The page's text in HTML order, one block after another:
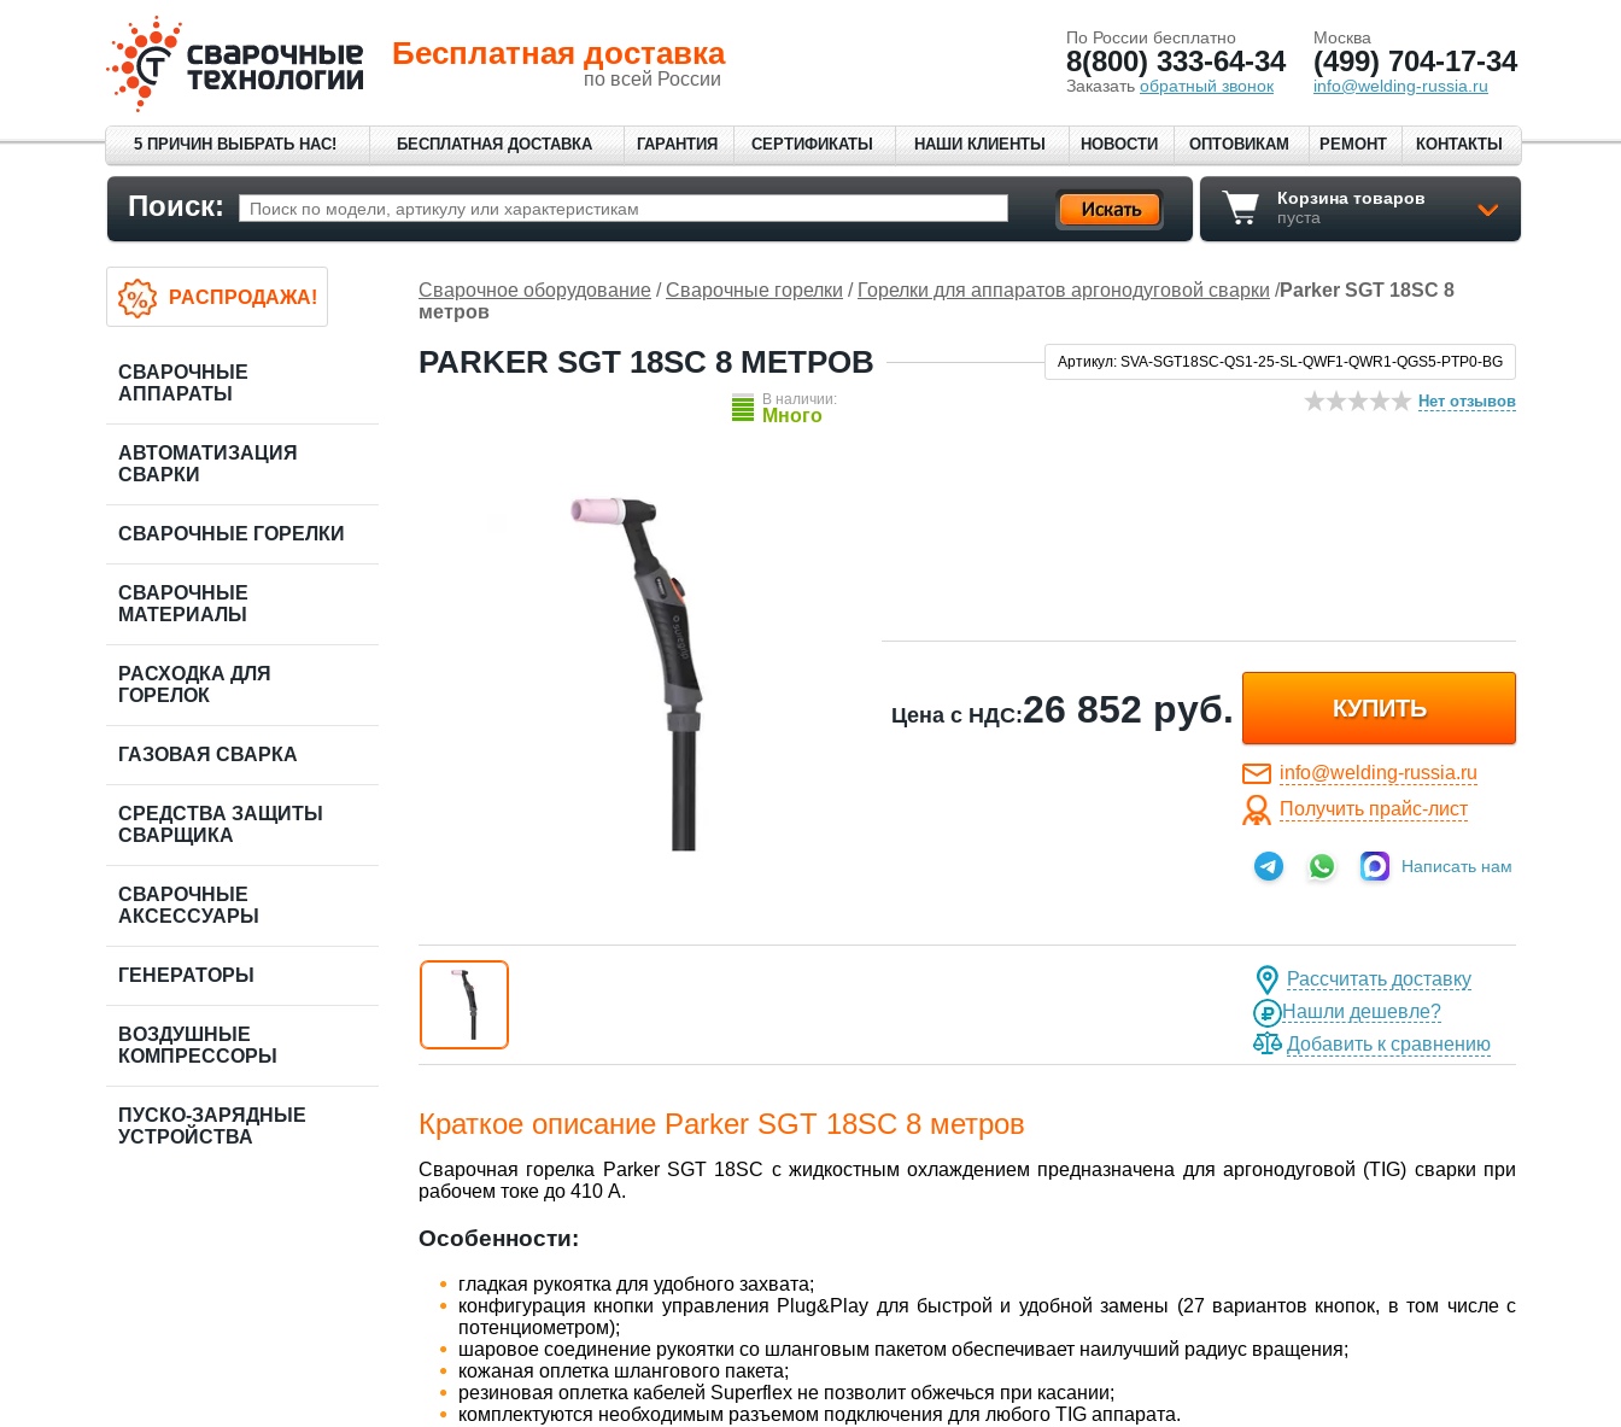
Бесплатная доставка
по всей России
По России бесплатно
8(800) 333-64-34
Заказать обратный звонок
Москва
(499) 704-17-34
info@welding-russia.ru
5 ПРИЧИН ВЫБРАТЬ НАС! БЕСПЛАТНАЯ ДОСТАВКА ГАРАНТИЯ СЕРТИФИКАТЫ НАШИ КЛИЕНТЫ НОВОСТИ ОПТОВИКАМ РЕМОНТ КОНТАКТЫ
Поиск:
Корзина товаров
пуста
Сварочное оборудование / Сварочные горелки / Горелки для аппаратов аргонодуговой сварки /Parker SGT 18SC 8
метров
PARKER SGT 18SC 8 МЕТРОВ
Нет отзывов
Артикул: SVA-SGT18SC-QS1-25-SL-QWF1-QWR1-QGS5-PTP0-BG
В наличии:
Много
Цена с НДС:26 852 руб. КУПИТЬ
info@welding-russia.ru
Получить прайс-лист
Написать нам
Рассчитать доставку
Нашли дешевле?
Добавить к сравнению
Краткое описание Parker SGT 18SC 8 метров
Сварочная горелка Parker SGT 18SC с жидкостным охлаждением предназначена для аргонодуговой (TIG) сварки при
рабочем токе до 410 А.
Особенности:
гладкая рукоятка для удобного захвата;
конфигурация кнопки управления Plug&Play для быстрой и удобной замены (27 вариантов кнопок, в том числе с
потенциометром);
шаровое соединение рукоятки со шланговым пакетом обеспечивает наилучший радиус вращения;
кожаная оплетка шлангового пакета;
резиновая оплетка кабелей Superflex не позволит обжечься при касании;
комплектуются необходимым разъемом подключения для любого TIG аппарата.
РАСПРОДАЖА!
СВАРОЧНЫЕ
АППАРАТЫ
АВТОМАТИЗАЦИЯ
СВАРКИ
СВАРОЧНЫЕ ГОРЕЛКИ
СВАРОЧНЫЕ
МАТЕРИАЛЫ
РАСХОДКА ДЛЯ
ГОРЕЛОК
ГАЗОВАЯ СВАРКА
СРЕДСТВА ЗАЩИТЫ
СВАРЩИКА
СВАРОЧНЫЕ
АКСЕССУАРЫ
ГЕНЕРАТОРЫ
ВОЗДУШНЫЕ
КОМПРЕССОРЫ
ПУСКО-ЗАРЯДНЫЕ
УСТРОЙСТВА